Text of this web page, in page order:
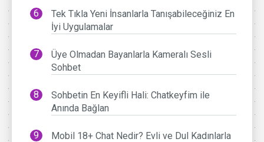
Tek Tıkla Yeni İnsanlarla Tanışabileceğiniz En
İyi Uygulamalar
Üye Olmadan Bayanlarla Kameralı Sesli
Sohbet
Sohbetin En Keyifli Hali: Chatkeyfim ile
Anında Bağlan
Mobil 18+ Chat Nedir? Evli ve Dul Kadınlarla